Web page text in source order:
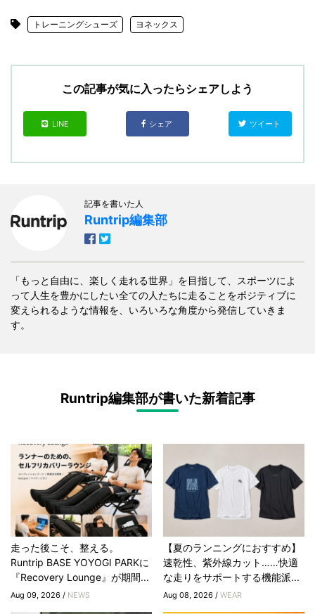
トレーニングシューズ ヨネックス
この記事が気に入ったらシェアしよう
LINE シェア ツイート
記事を書いた人
Runtrip編集部
「もっと自由に、楽しく走れる世界」を目指して、スポーツによ
って人生を豊かにしたい全ての人たちに走ることをポジティブに
変えられるような情報を、いろいろな角度から発信していきま
す。
Runtrip編集部が書いた新着記事
走った後こそ、整える。
Runtrip BASE YOYOGI PARKに
『Recovery Lounge』が期間...
Aug 09, 2026 / NEWS
【夏のランニングにおすすめ】
速乾性、紫外線カット……快適
な走りをサポートする機能派...
Aug 08, 2026 /WEAR